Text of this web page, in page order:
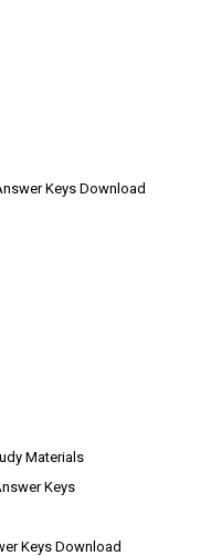
Keys Download
Materials
Keys
Keys Download